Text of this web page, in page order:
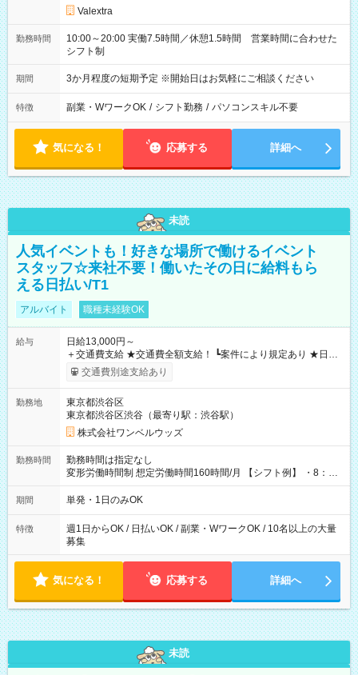
Valextra
勤務時間
10:00～20:00 実働7.5時間／休憩1.5時間 営業時間に合わせた
シフト制
期間 3か月程度の短期予定 ※開始日はお気軽にご相談ください
特徴 副業・WワークOK / シフト勤務 / パソコンスキル不要
気になる！ 応募する 詳細へ
未読
人気イベントも！好きな場所で働けるイベント
スタッフ☆来社不要！働いたその日に給料もら
える日払い/T1
アルバイト 職種未経験OK
給与
日給13,000円～
＋交通費支給 ★交通費全額支給！ ┗案件により規定あり ★日払
いOK！（規定あり） ┗働いたその日に現金GET♪ お仕事後はコ
ンビニATMから 日払い分を引き落とせます！ 【試用期間】試
交通費別途支給あり
勤務地
東京都渋谷区
東京都渋谷区渋谷（最寄り駅：渋谷駅）
株式会社ワンベルウッズ
勤務時間
勤務時間は指定なし
変形労働時間制 想定労働時間160時間/月 【シフト例】 ・8：00
～21：00
期間 単発・1日のみOK
特徴
週1日からOK / 日払いOK / 副業・WワークOK / 10名以上の大量
募集
気になる！ 応募する 詳細へ
未読